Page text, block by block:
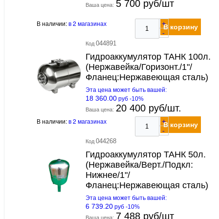
Ваша цена: 5 700 руб/шт
В наличии:в 2 магазинах
+
-
В корзину
Код 044891
Гидроаккумулятор ТАНК 100л.
(Нержавейка/Горизонт./1"/
Фланец:Нержавеющая сталь)
Эта цена может быть вашей:
18 360.00 руб -10%
Ваша цена: 20 400 руб/шт.
В наличии:в 2 магазинах
+
-
В корзину
Код 044268
Гидроаккумулятор ТАНК 50л.
(Нержавейка/Верт./Подкл:
Нижнее/1"/
Фланец:Нержавеющая сталь)
Эта цена может быть вашей:
6 739.20 руб -10%
Ваша цена: 7 488 руб/шт